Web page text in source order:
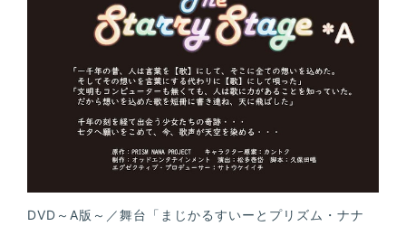
DVD～A版～／舞台「まじかるすいーとプリズム・ナナ